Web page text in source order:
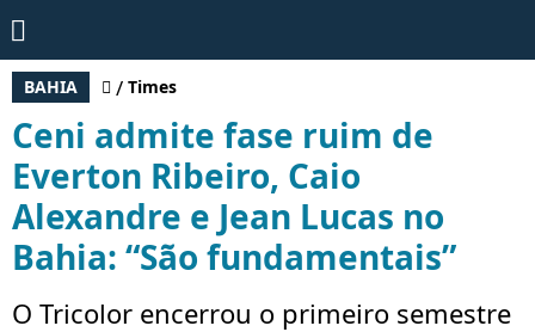
BAHIA Times
Ceni admite fase ruim de
Everton Ribeiro, Caio
Alexandre e Jean Lucas no
Bahia: “São fundamentais”
O Tricolor encerrou o primeiro semestre